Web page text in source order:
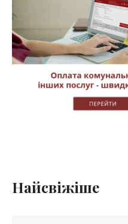
Найсвіжіше